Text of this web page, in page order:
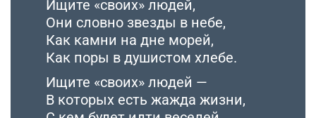
Ищите «своих» людей,
Они словно звезды в небе,
Как камни на дне морей,
Как поры в душистом хлебе.
Ищите «своих» людей —
В которых есть жажда жизни,